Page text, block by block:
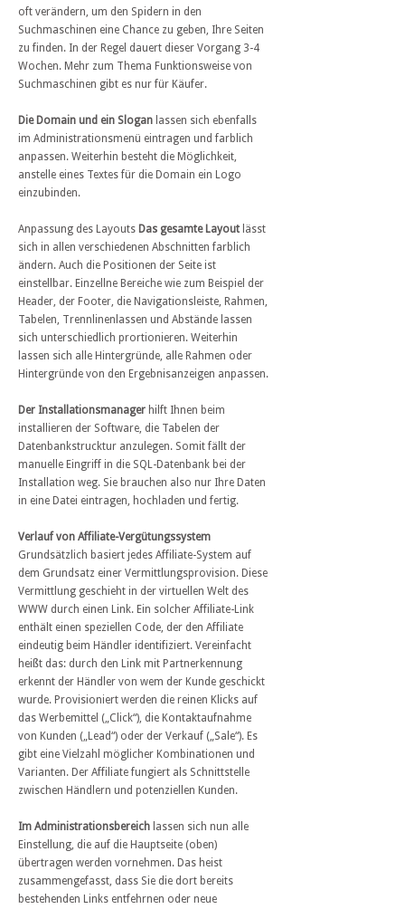
oft verändern, um den Spidern in den
Suchmaschinen eine Chance zu geben, Ihre Seiten
zu finden. In der Regel dauert dieser Vorgang 3-4
Wochen. Mehr zum Thema Funktionsweise von
Suchmaschinen gibt es nur für Käufer.
Die Domain und ein Slogan lassen sich ebenfalls
im Administrationsmenü eintragen und farblich
anpassen. Weiterhin besteht die Möglichkeit,
anstelle eines Textes für die Domain ein Logo
einzubinden.
Anpassung des Layouts Das gesamte Layout lässt
sich in allen verschiedenen Abschnitten farblich
ändern. Auch die Positionen der Seite ist
einstellbar. Einzellne Bereiche wie zum Beispiel der
Header, der Footer, die Navigationsleiste, Rahmen,
Tabelen, Trennlinenlassen und Abstände lassen
sich unterschiedlich prortionieren. Weiterhin
lassen sich alle Hintergründe, alle Rahmen oder
Hintergründe von den Ergebnisanzeigen anpassen.
Der Installationsmanager hilft Ihnen beim
installieren der Software, die Tabelen der
Datenbankstrucktur anzulegen. Somit fällt der
manuelle Eingriff in die SQL-Datenbank bei der
Installation weg. Sie brauchen also nur Ihre Daten
in eine Datei eintragen, hochladen und fertig.
Verlauf von Affiliate-Vergütungssystem
Grundsätzlich basiert jedes Affiliate-System auf
dem Grundsatz einer Vermittlungsprovision. Diese
Vermittlung geschieht in der virtuellen Welt des
WWW durch einen Link. Ein solcher Affiliate-Link
enthält einen speziellen Code, der den Affiliate
eindeutig beim Händler identifiziert. Vereinfacht
heißt das: durch den Link mit Partnerkennung
erkennt der Händler von wem der Kunde geschickt
wurde. Provisioniert werden die reinen Klicks auf
das Werbemittel („Click“), die Kontaktaufnahme
von Kunden („Lead“) oder der Verkauf („Sale“). Es
gibt eine Vielzahl möglicher Kombinationen und
Varianten. Der Affiliate fungiert als Schnittstelle
zwischen Händlern und potenziellen Kunden.
Im Administrationsbereich lassen sich nun alle
Einstellung, die auf die Hauptseite (oben)
übertragen werden vornehmen. Das heist
zusammengefasst, dass Sie die dort bereits
bestehenden Links entfehrnen oder neue